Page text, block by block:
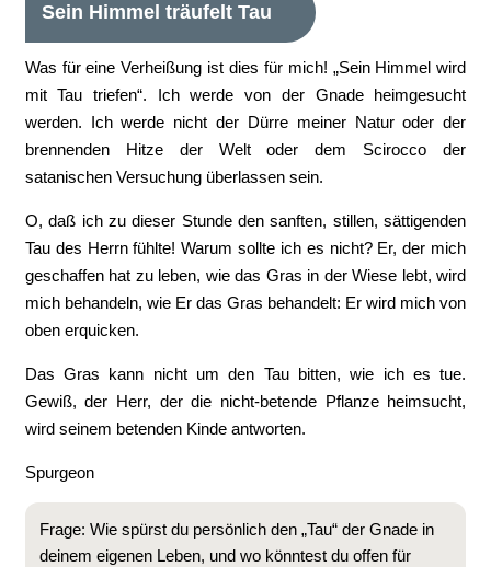
Sein Himmel träufelt Tau
Was für eine Verheißung ist dies für mich! „Sein Himmel wird
mit Tau triefen“. Ich werde von der Gnade heimgesucht
werden. Ich werde nicht der Dürre meiner Natur oder der
brennenden Hitze der Welt oder dem Scirocco der
satanischen Versuchung überlassen sein.
O, daß ich zu dieser Stunde den sanften, stillen, sättigenden
Tau des Herrn fühlte! Warum sollte ich es nicht? Er, der mich
geschaffen hat zu leben, wie das Gras in der Wiese lebt, wird
mich behandeln, wie Er das Gras behandelt: Er wird mich von
oben erquicken.
Das Gras kann nicht um den Tau bitten, wie ich es tue.
Gewiß, der Herr, der die nicht-betende Pflanze heimsucht,
wird seinem betenden Kinde antworten.
Spurgeon
Frage: Wie spürst du persönlich den „Tau“ der Gnade in
deinem eigenen Leben, und wo könntest du offen für